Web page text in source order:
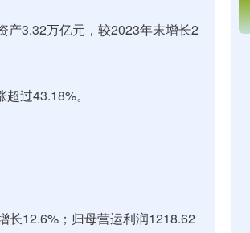
产3.32万亿元，较2023年末增长2
过43.18%。
长12.6%；归母营运利润1218.62